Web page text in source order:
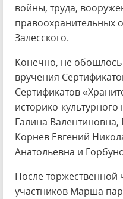
войны, труда,
правоохранительных
Залесского.
Конечно, не
вручения
Сертификатов
историко-
Галина Валентиновна,
Корнев Евгений
Анатольевна и
После торжественной
участников Марша